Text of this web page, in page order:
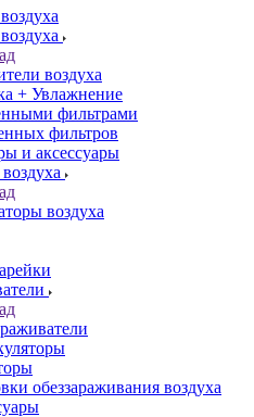
воздуха
+ Увлажнение
фильтрами
фильтров
и аксессуары
воздуха
обеззараживания воздуха